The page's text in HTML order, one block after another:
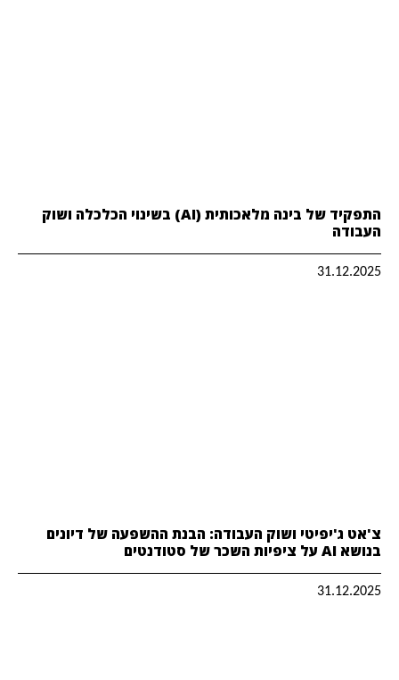
התפקיד של בינה מלאכותית (AI) בשינוי הכלכלה ושוק
העבודה
31.12.2025
צ'אט ג'יפיטי ושוק העבודה: הבנת ההשפעה של דיונים
בנושא AI על ציפיות השכר של סטודנטים
31.12.2025